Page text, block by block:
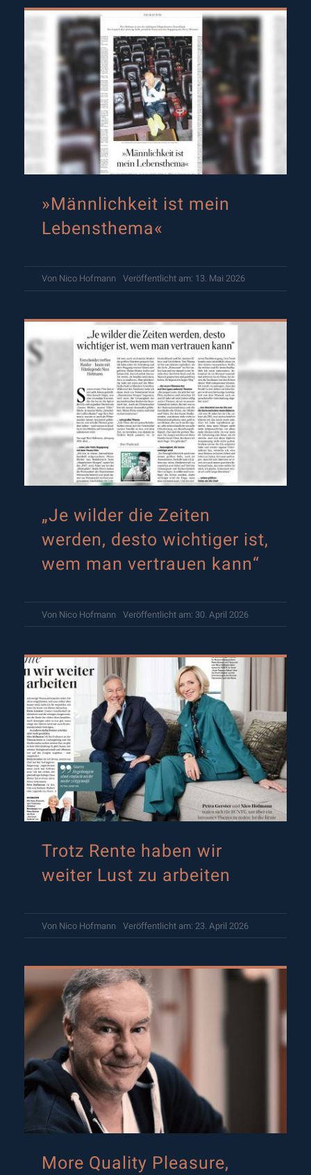
»Männlichkeit ist mein
Lebensthema«
Von Nico Hofmann Veröffentlicht am: 13. Mai 2026
„Je wilder die Zeiten
werden, desto wichtiger ist,
wem man vertrauen kann“
Von Nico Hofmann Veröffentlicht am: 30. April 2026
Trotz Rente haben wir
weiter Lust zu arbeiten
Von Nico Hofmann Veröffentlicht am: 23. April 2026
More Quality Pleasure,